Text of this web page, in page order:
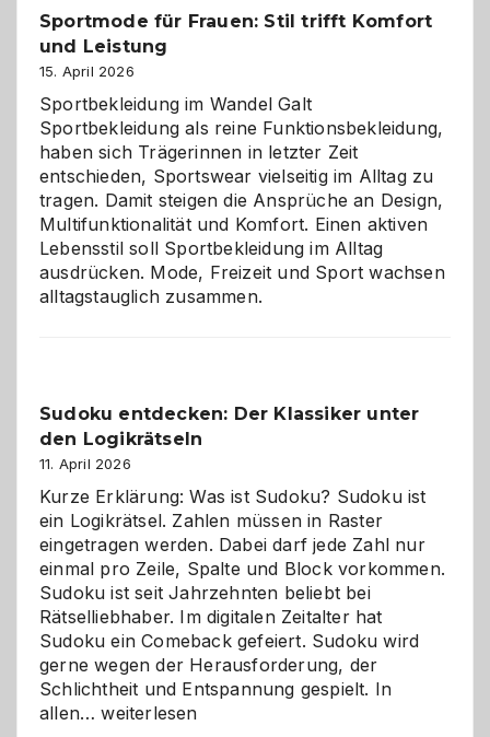
gegen
Chaos
Sportmode für Frauen: Stil trifft Komfort
und Leistung
15. April 2026
Sportbekleidung im Wandel Galt
Sportbekleidung als reine Funktionsbekleidung,
haben sich Trägerinnen in letzter Zeit
entschieden, Sportswear vielseitig im Alltag zu
tragen. Damit steigen die Ansprüche an Design,
Multifunktionalität und Komfort. Einen aktiven
Lebensstil soll Sportbekleidung im Alltag
ausdrücken. Mode, Freizeit und Sport wachsen
alltagstauglich zusammen.
Sudoku entdecken: Der Klassiker unter
den Logikrätseln
11. April 2026
Kurze Erklärung: Was ist Sudoku? Sudoku ist
ein Logikrätsel. Zahlen müssen in Raster
eingetragen werden. Dabei darf jede Zahl nur
einmal pro Zeile, Spalte und Block vorkommen.
Sudoku ist seit Jahrzehnten beliebt bei
Rätselliebhaber. Im digitalen Zeitalter hat
Sudoku ein Comeback gefeiert. Sudoku wird
gerne wegen der Herausforderung, der
Schlichtheit und Entspannung gespielt. In
allen…Sudoku
weiterlesen